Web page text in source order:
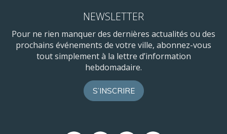
NEWSLETTER
Pour ne rien manquer des dernières actualités ou des
prochains événements de votre ville, abonnez-vous
tout simplement à la lettre d’information
hebdomadaire.
S’INSCRIRE